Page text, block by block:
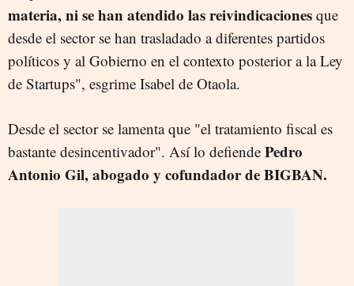
materia, ni se han atendido las reivindicaciones que
desde el sector se han trasladado a diferentes partidos
políticos y al Gobierno en el contexto posterior a la Ley
de Startups", esgrime Isabel de Otaola.
Desde el sector se lamenta que "el tratamiento fiscal es
bastante desincentivador". Así lo defiende Pedro
Antonio Gil, abogado y cofundador de BIGBAN.